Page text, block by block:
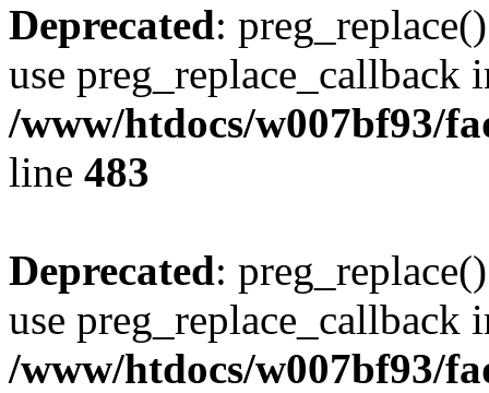
Deprecated:
use preg_replace_callback
/www/htdocs/w007bf93/
line 483
Deprecated:
use preg_replace_callback
/www/htdocs/w007bf93/